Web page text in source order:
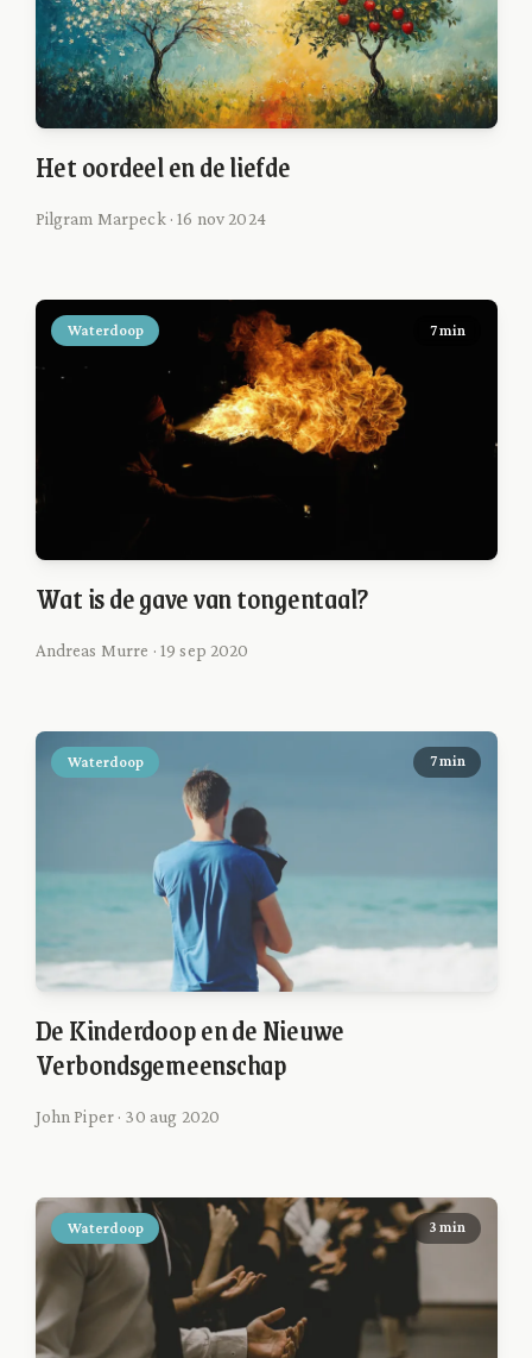
Het oordeel en de liefde
Pilgram Marpeck · 16 nov 2024
Waterdoop 7 min
Wat is de gave van tongentaal?
Andreas Murre · 19 sep 2020
Waterdoop 7 min
De Kinderdoop en de Nieuwe
Verbondsgemeenschap
John Piper · 30 aug 2020
Waterdoop 3 min